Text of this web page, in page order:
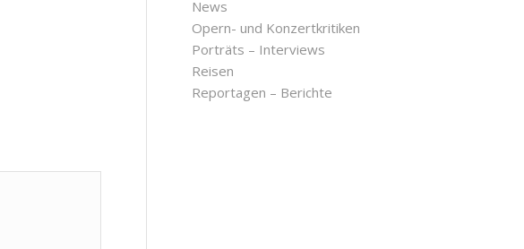
News
Opern- und Konzertkritiken
Porträts – Interviews
Reisen
Reportagen – Berichte